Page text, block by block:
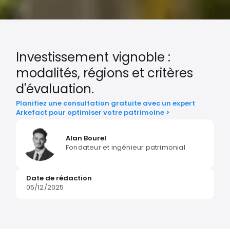
Investissement vignoble :
modalités, régions et critères
d'évaluation.
Planifiez une consultation gratuite avec un expert
Arkefact pour optimiser votre patrimoine >
Alan Bourel
Fondateur et ingénieur patrimonial
Date de rédaction
05/12/2025